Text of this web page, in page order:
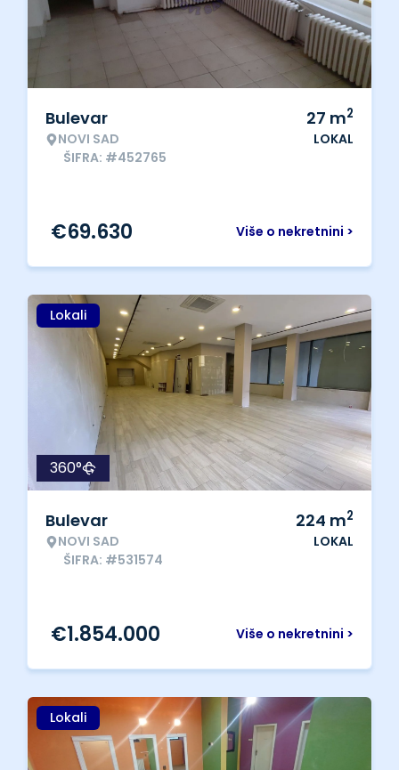
Bulevar
NOVI SAD
ŠIFRA: #452765
27 m2
LOKAL
Više o nekretnini >
€69.630
Lokali
360°
Bulevar
NOVI SAD
ŠIFRA: #531574
224 m2
LOKAL
Više o nekretnini >
€1.854.000
Lokali